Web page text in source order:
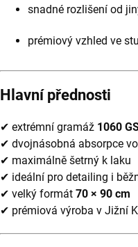
snadné rozlišení od
prémiový vzhled ve
Hlavní přednosti
✔ extrémní gramáž 1060
✔ dvojnásobná absorpce
✔ maximálně šetrný k laku
✔ ideální pro detailing i
✔ velký formát 70 × 90 cm
✔ prémiová výroba v Jižní